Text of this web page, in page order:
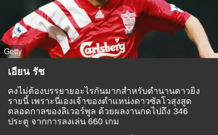
Getty
เอียน รัช
คงไม่ต้องบรรยายอะไรกันมากสำหรับตำนานดาวยิง
รายนี้ เพราะนี่เองเจ้าของตำแหน่งดาวซัลโวสุงสูด
ตลอดกาลของลิเวอร์พูล ด้วยผลงานกดไปถึง 346
ประตู จากการลงเล่น 660 เกม